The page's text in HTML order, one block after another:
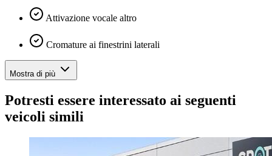
Attivazione vocale altro
Cromature ai finestrini laterali
Mostra di più
Potresti essere interessato ai seguenti
veicoli simili